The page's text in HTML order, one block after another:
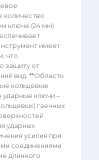
количество
ключе (24 мм)
имеет
что
защиту от
вид. **Область
кольцевые
ударные ключи –
гаечных
ударных
усилия при
соединениями
длинного